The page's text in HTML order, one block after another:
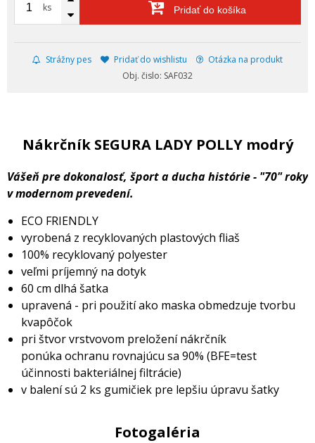
ks Pridať do košíka
Strážny pes Pridať do wishlistu
Otázka na produkt
Obj. čislo: SAF032
Nákrčník SEGURA LADY POLLY modrý
Vášeň pre dokonalosť, šport a ducha histórie - "70" roky
v modernom prevedení.
ECO FRIENDLY
vyrobená z recyklovaných plastových fliaš
100% recyklovaný polyester
veľmi príjemný na dotyk
60 cm dlhá šatka
upravená - pri použití ako maska obmedzuje tvorbu
kvapôčok
pri štvor vrstvovom preložení nákrčník
ponúka ochranu rovnajúcu sa 90% (BFE=test
účinnosti bakteriálnej filtrácie)
v balení sú 2 ks gumičiek pre lepšiu úpravu šatky
Fotogaléria